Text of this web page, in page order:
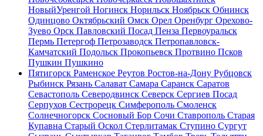
НовыйУренгой Ногинск Норильск Ноябрьск Обнинск
Одинцово Октябрьский Омск Орел Оренбург Орехово-
Зуево Орск Павловский Посад Пенза Первоуральск
Пермь Петергоф Петрозаводск Петропавловск-
Камчатский Подольск Прокопьевск Протвино Псков
Пушкин Пушкино
Пятигорск Раменское Реутов Ростов-на-Дону Рубцовск
Рыбинск Рязань Салават Самара Саранск Саратов
Севастополь Северодвинск Северск Сергиев Посад
Серпухов Сестрорецк Симферополь Смоленск
Солнечногорск Сосновый Бор Сочи Ставрополь Старая
Купавна Старый Оскол Стерлитамак Ступино Сургут